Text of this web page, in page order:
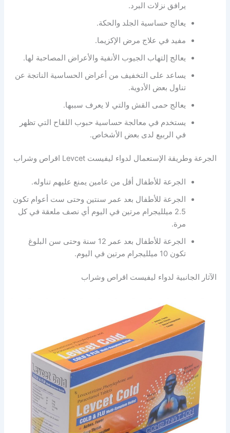
يرافق نزلات البرد.
يعالج حساسية الجلد والحكة.
مفيد في علاج مرض الإكزيما.
يعالج إلتهاب الجيوب الأنفية والأعراض المصاحبة لها.
يساعد على التخفيف من أعراض الحساسية الناتجة عن
تناول بعض الأدوية.
يعالج حمى القش والتي لا يعرف سببها.
يستخدم في معالجة حساسية حبوب اللقاح التي تظهر
في الربيع لدى بعض الأشخاص.
الجرعة وطريقة الإستعمال لدواء ليفيست Levcet اقراص وشراب
الجرعة للأطفال أقل من عامين يمنع عليهم تناوله.
الجرعة للأطفال بعد عمر سنتين وحتى ست أعوام تكون
2.5 ميلليجرام مرتين في اليوم أي نصف ملعقة في كل
مرة.
الجرعة للأطفال بعد عمر 12 سنة وحتى سن البلوغ
تكون 10 ميلليجرام مرتين في اليوم.
الآثار الجانبية لدواء ليفيست اقراص وشراب